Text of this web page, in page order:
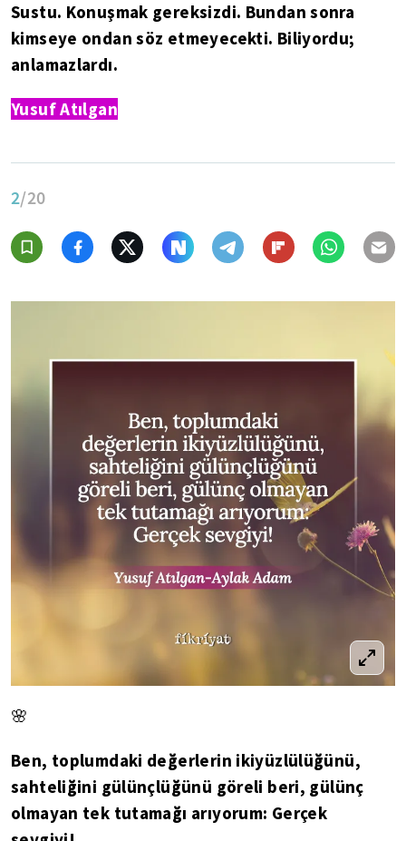
Sustu. Konuşmak gereksizdi. Bundan sonra
kimseye ondan söz etmeyecekti. Biliyordu;
anlamazlardı.
Yusuf Atılgan
2/20
🌸
Ben, toplumdaki değerlerin ikiyüzlülüğünü,
sahteliğini gülünçlüğünü göreli beri, gülünç
olmayan tek tutamağı arıyorum: Gerçek